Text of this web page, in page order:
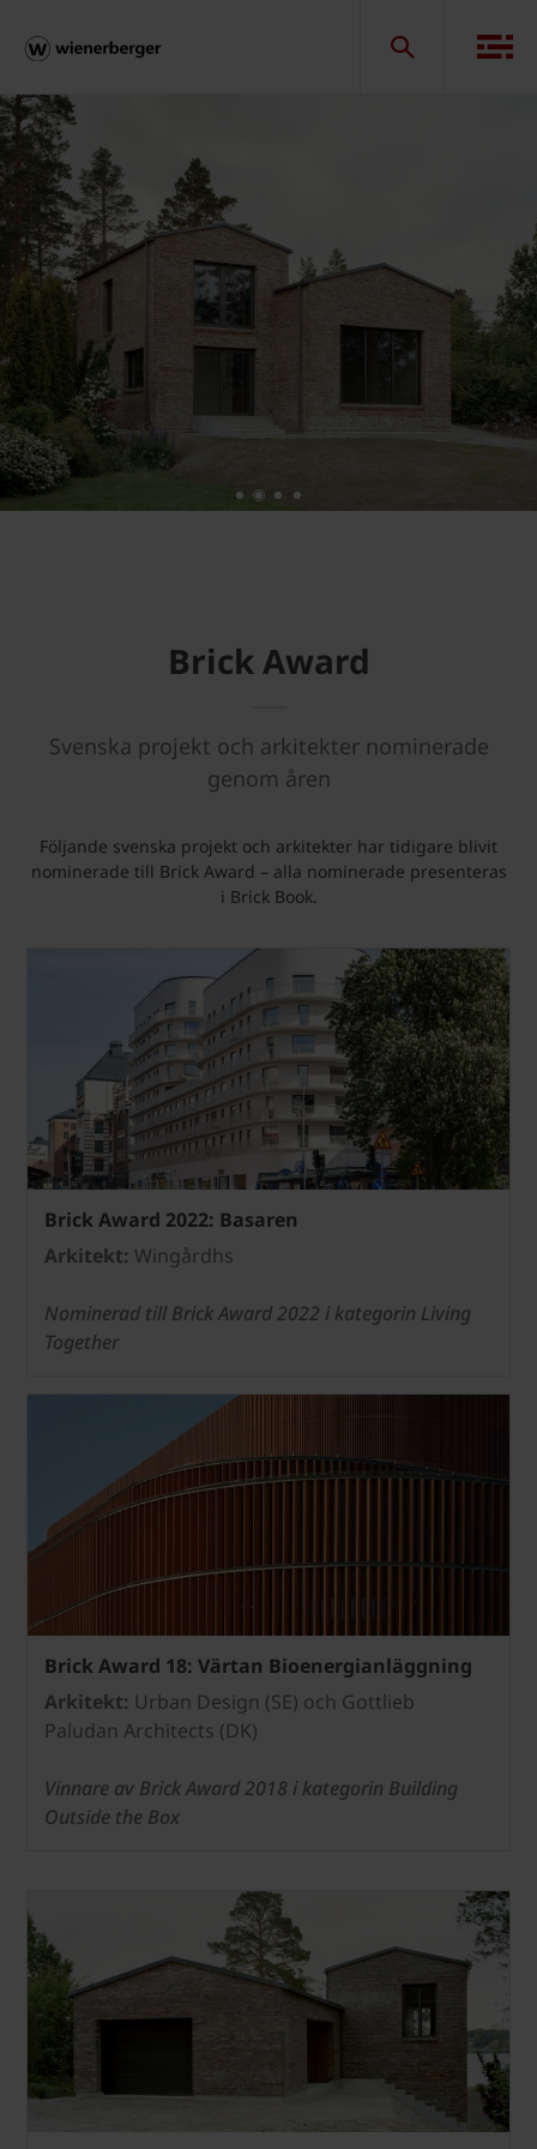
Brick Award
Svenska projekt och arkitekter nominerade
genom åren
Följande svenska projekt och arkitekter har tidigare blivit
nominerade till Brick Award – alla nominerade presenteras
i Brick Book.
Brick Award 2022: Basaren
Arkitekt: Wingårdhs
Nominerad till Brick Award 2022 i kategorin Living
Together
Brick Award 18: Värtan Bioenergianläggning
Arkitekt: Urban Design (SE) och Gottlieb
Paludan Architects (DK)
Vinnare av Brick Award 2018 i kategorin Building
Outside the Box